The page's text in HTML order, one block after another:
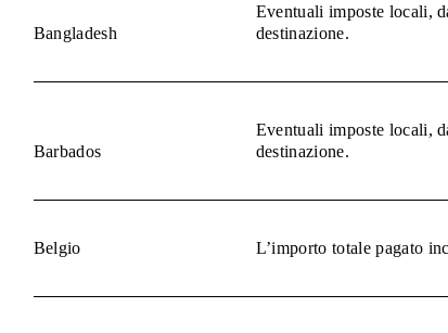
Bangladesh
Eventuali imposte locali,
destinazione.
Barbados
Eventuali imposte locali,
destinazione.
Belgio L’importo totale pagato